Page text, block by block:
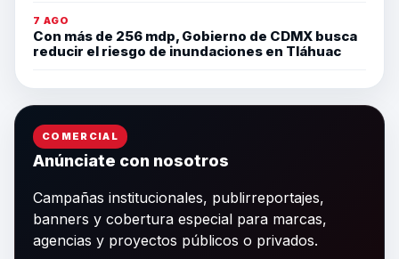
7 AGO
Con más de 256 mdp, Gobierno de CDMX busca
reducir el riesgo de inundaciones en Tláhuac
COMERCIAL
Anúnciate con nosotros
Campañas institucionales, publirreportajes,
banners y cobertura especial para marcas,
agencias y proyectos públicos o privados.